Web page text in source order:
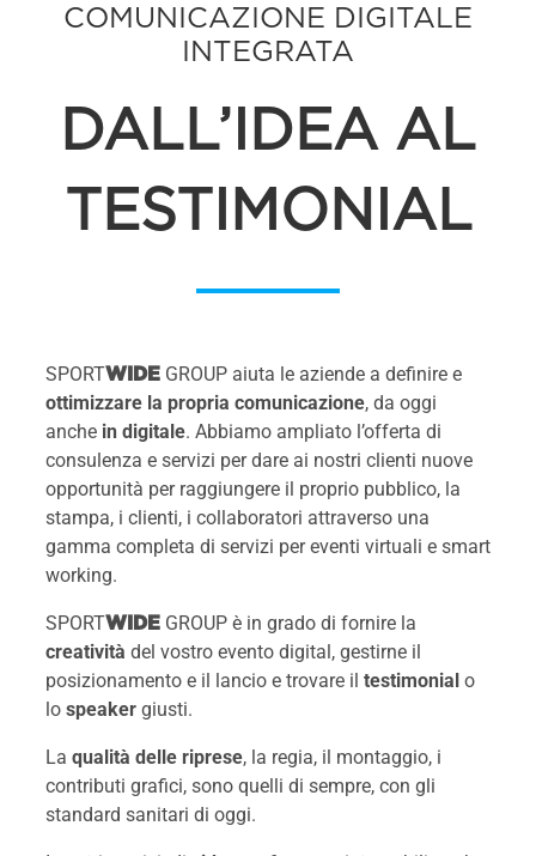
COMUNICAZIONE DIGITALE
INTEGRATA
DALL’IDEA AL
TESTIMONIAL
SPORTWIDE GROUP aiuta le aziende a definire e
ottimizzare la propria comunicazione, da oggi
anche in digitale. Abbiamo ampliato l’offerta di
consulenza e servizi per dare ai nostri clienti nuove
opportunità per raggiungere il proprio pubblico, la
stampa, i clienti, i collaboratori attraverso una
gamma completa di servizi per eventi virtuali e smart
working.
SPORTWIDE GROUP è in grado di fornire la
creatività del vostro evento digital, gestirne il
posizionamento e il lancio e trovare il testimonial o
lo speaker giusti.
La qualità delle riprese, la regia, il montaggio, i
contributi grafici, sono quelli di sempre, con gli
standard sanitari di oggi.